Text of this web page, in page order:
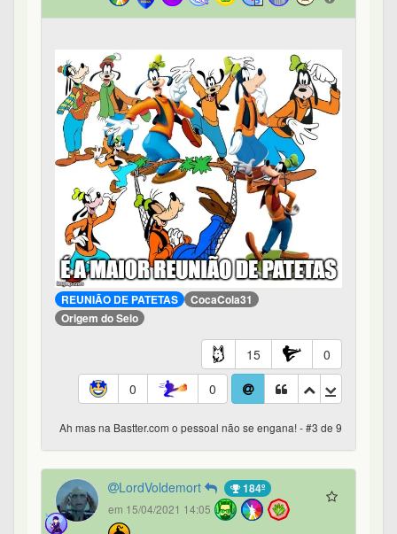
REUNIÃO DE PATETAS
CocaCola31
Origem do Selo
15
0
0
0
Ah mas na Bastter.com o pessoal não se engana! - #3 de 9
LordVoldemort 184º
em 15/04/2021 14:05